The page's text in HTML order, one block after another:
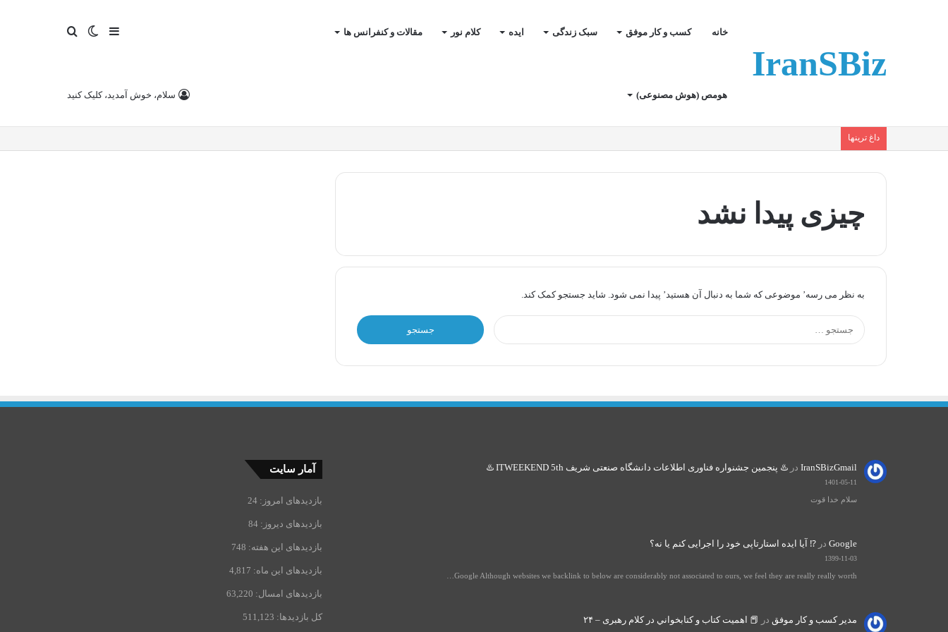
IranSBiz
خانه کسب و کار موفق سبک زندگی ایده کلام نور مقالات و کنفرانس ها
هومص (هوش مصنوعی)
جستجوتغییر
پوسته
سایدبار
سلام، خوش آمدید، کلیک کنید
داغ ترینها
چیزی پیدا نشد
به نظر می رسه’ موضوعی که شما به دنبال آن هستید’ پیدا نمی شود. شاید جستجو کمک کند.
جستجو
برای:
IranSBizGmail در♨️ پنجمین جشنواره فناوری اطلاعات دانشگاه صنعتی شریف ITWEEKEND 5th ♨️
1401-05-11
سلام خدا قوت
Google در⁉️ آیا ایده استارتاپی خود را اجرایی کنم یا نه؟
1399-11-03
Google Although websites we backlink to below are considerably not associated to ours, we feel they are really really worth…
مدیر کسب و کار موفق در 📕 اهميت كتاب و كتابخواني در كلام رهبری – ۲۴
آمار سایت
بازدیدهای امروز: 24
بازدیدهای دیروز: 84
بازدیدهای این هفته: 748
بازدیدهای این ماه: 4,817
بازدیدهای امسال: 63,220
کل بازدیدها: 511,123